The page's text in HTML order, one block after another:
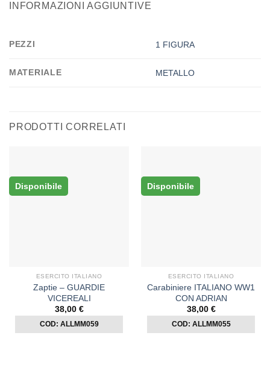
INFORMAZIONI AGGIUNTIVE
PEZZI 1 FIGURA
MATERIALE METALLO
PRODOTTI CORRELATI
Disponibile
ESERCITO ITALIANO
Zaptie – GUARDIE
VICEREALI
38,00 €
COD: ALLMM059
Disponibile
ESERCITO ITALIANO
Carabiniere ITALIANO WW1
CON ADRIAN
38,00 €
COD: ALLMM055